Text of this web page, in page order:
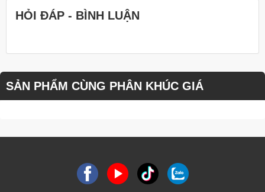
HỎI ĐÁP - BÌNH LUẬN
SẢN PHẨM CÙNG PHÂN KHÚC GIÁ